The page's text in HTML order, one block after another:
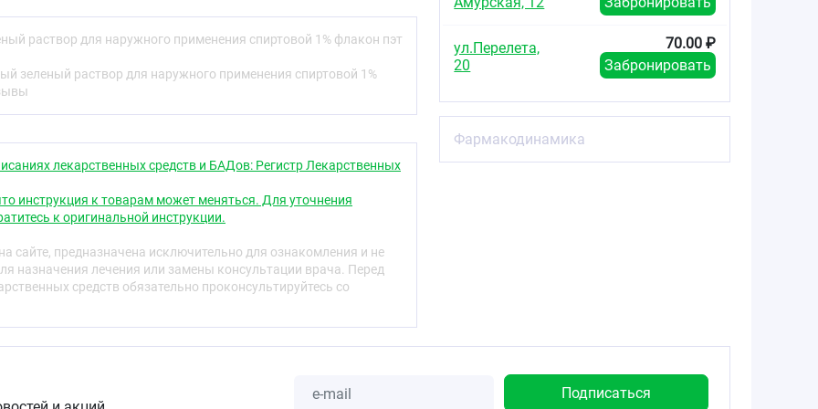
дозы
на поврежденную поверхность, захватывая
лекарственными средствами
зеленого несовместим с дезинфицирующими
активный йод, хлор, щелочи, включая раствор
спиртовой 1%.
с винтовой горловиной укупоренные
резьбовыми (с уплотняющим элементом и
из стекломассы с винтовой горловиной или
раствор для наружного применения спиртовой 1% флакон пэт
зеленый раствор для наружного применения спиртовой 1%
лекарственных средств и БАДов: Регистр Лекарственных
инструкция к товарам может меняться. Для уточнения
к оригинальной инструкции.
сайте, предназначена исключительно для ознакомления и не
назначения лечения или замены консультации врача. Перед
средств обязательно проконсультируйтесь со
ул.Перелета,
20
70.00 ₽
Забронировать
Фармакодинамика